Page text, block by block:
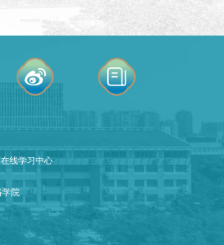
电子院报
线学习中心
学院